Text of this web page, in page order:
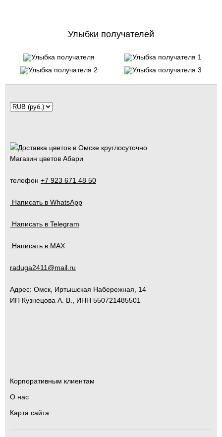
Улыбки получателей
Магазин цветов Абари
телефон +7 923 671 48 50
Написать в WhatsApp
Написать в Telegram
Написать в MAX
raduga2411@mail.ru
Адрес: Омск Иртышская Набережная, 14
ИП Кузнецова А. В., ИНН 550721485501
Корпоративным клиентам
О нас
Карта сайта